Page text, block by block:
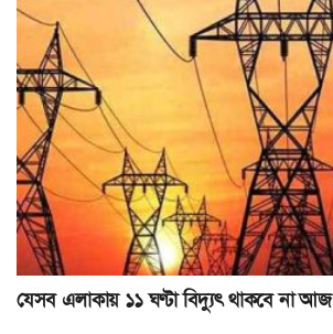
যেসব এলাকায় ১১ ঘণ্টা বিদ্যুৎ থাকবে না আজ